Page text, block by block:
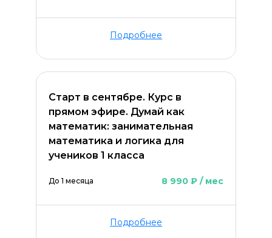
Подробнее
Старт в сентябре. Курс в
прямом эфире. Думай как
математик: занимательная
математика и логика для
учеников 1 класса
До 1 месяца 8 990 ₽ / мес
Подробнее